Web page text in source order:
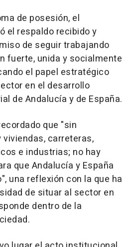
de posesión, el
el respaldo recibido y
de seguir trabajando
fuerte, unida y socialmente
el papel estratégico
en el desarrollo
de Andalucía y de España.
que "sin
carreteras,
e industrias; no hay
que Andalucía y España
una reflexión con la que ha
de situar al sector en
dentro de la